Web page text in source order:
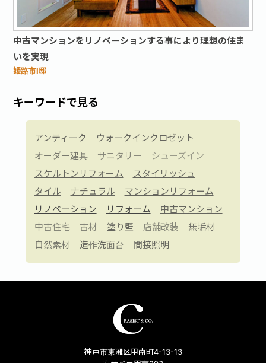
中古マンションをリノベーションする事により理想の住ま
いを実現
姫路市I邸
キーワードで見る
アンティーク
ウォークインクロゼット
オーダー建具
サニタリー
シューズイン
スケルトンリフォーム
スタイリッシュ
タイル
ナチュラル
マンションリフォーム
リノベーション
リフォーム
中古マンション
中古住宅
古材 塗り壁 店舗改装
無垢材
自然素材
造作洗面台 間接照明
神戸市東灘区甲南町4-13-13